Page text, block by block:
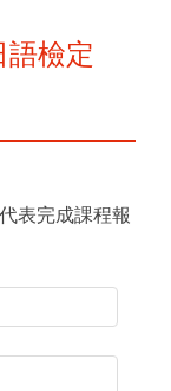
語檢定
表完成課程報